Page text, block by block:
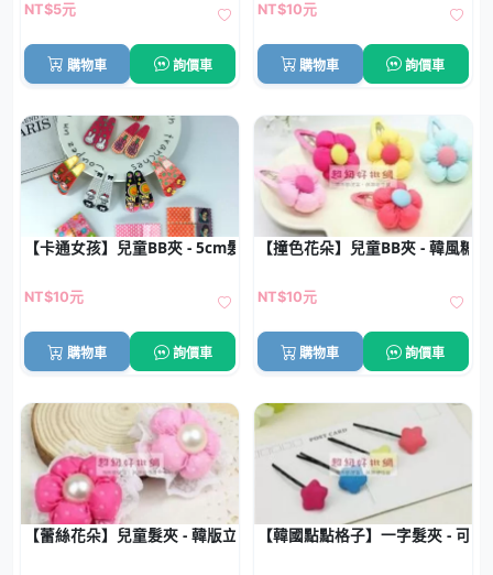
NT$5元
購物車 詢價車
NT$10元
購物車 詢價車
【卡通女孩】兒童BB夾 - 5cm髮夾批發 (1對)
NT$10元
購物車 詢價車
【撞色花朵】兒童BB夾 - 韓風糖
NT$10元
購物車 詢價車
【蕾絲花朵】兒童髮夾 - 韓版立體髮飾【韓國點點格子】一字髮夾 - 可